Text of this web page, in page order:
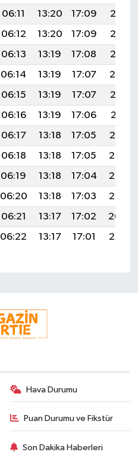
06:11 13:20 17:09
20:18
06:12 13:20 17:09
20:17
06:13 13:19 17:08
20:15
06:14 13:19 17:07
20:14
06:15 13:19 17:07
20:12
06:16 13:19 17:06
20:11
06:17 13:18 17:05
20:10
06:18 13:18 17:05
20:08
06:19 13:18 17:04
20:07
06:20 13:18 17:03
20:05
06:21 13:17 17:02
20:04
06:22 13:17 17:01 20:02
Hava Durumu
Puan Durumu ve Fikstür
Son Dakika Haberleri